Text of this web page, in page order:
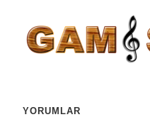
YORUMLAR